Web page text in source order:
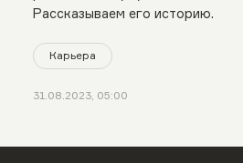
Рассказываем его историю.
Карьера
31.08.2023, 05:00